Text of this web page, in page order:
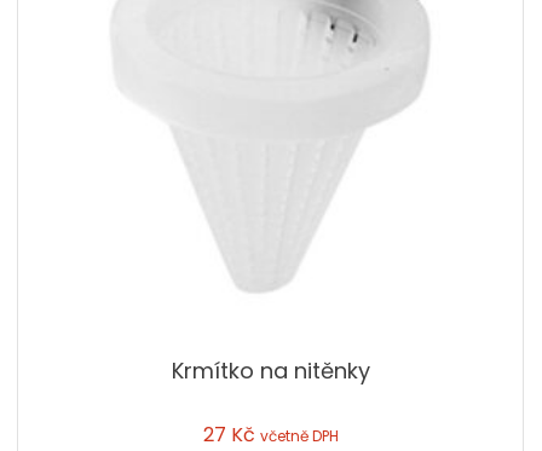
Krmítko na nitěnky
27 Kč včetně DPH